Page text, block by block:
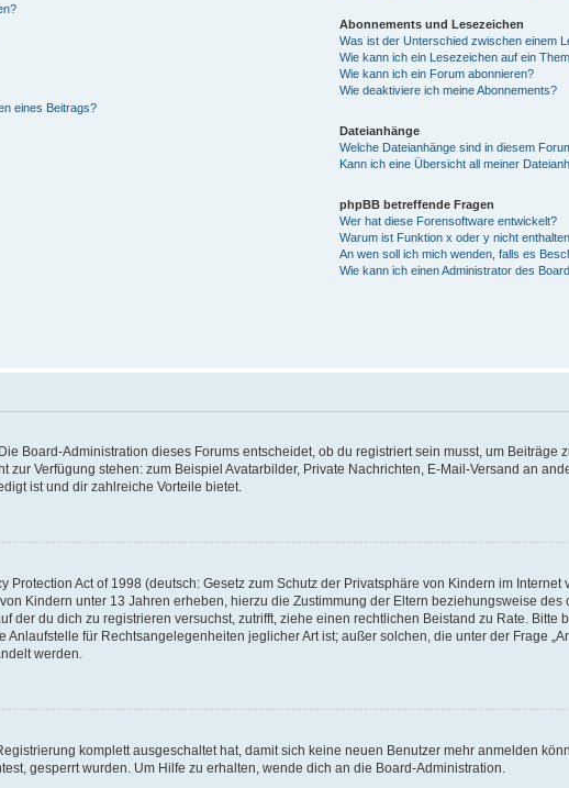
eines Beitrags?
Abonnements und Lesezeichen
Was ist der Unterschied zwischen einem
Wie kann ich ein Lesezeichen auf ein
Wie kann ich ein Forum abonnieren?
Wie deaktiviere ich meine Abonnements?
Dateianhänge
Welche Dateianhänge sind in diesem
Kann ich eine Übersicht all meiner
phpBB betreffende Fragen
Wer hat diese Forensoftware entwickelt?
Warum ist Funktion x oder y nicht
An wen soll ich mich wenden, falls es
Wie kann ich einen Administrator des
Board-Administration dieses Forums entscheidet, ob du registriert sein musst, um Beiträge
zur Verfügung stehen: zum Beispiel Avatarbilder, Private Nachrichten, E-Mail-Versand an
ist und dir zahlreiche Vorteile bietet.
Protection Act of 1998 (deutsch: Gesetz zum Schutz der Privatsphäre von Kindern im
Kindern unter 13 Jahren erheben, hierzu die Zustimmung der Eltern beziehungsweise
der du dich zu registrieren versuchst, zutrifft, ziehe einen rechtlichen Beistand zu Rate.
für Rechtsangelegenheiten jeglicher Art ist; außer solchen, die unter der Frage
werden.
komplett ausgeschaltet hat, damit sich keine neuen Benutzer mehr anmelden
gesperrt wurden. Um Hilfe zu erhalten, wende dich an die Board-Administration.